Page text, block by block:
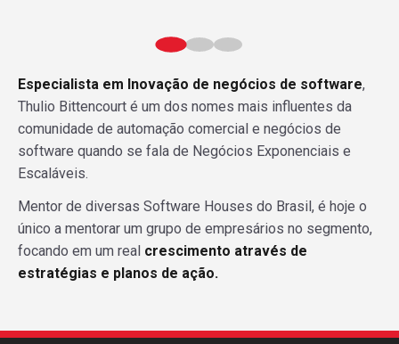
Especialista em Inovação de negócios de software,
Thulio Bittencourt é um dos nomes mais influentes da
comunidade de automação comercial e negócios de
software quando se fala de Negócios Exponenciais e
Escaláveis.
Mentor de diversas Software Houses do Brasil, é hoje o
único a mentorar um grupo de empresários no segmento,
focando em um real crescimento através de
estratégias e planos de ação.